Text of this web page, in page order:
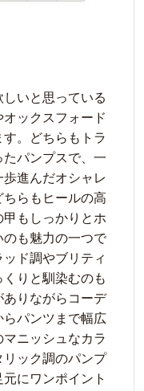
いと思っている
ックスフォード
。どちらもトラ
パンプスで、一
進んだオシャレ
らもヒールの高
もしっかりとホ
も魅力の一つで
ド調やブリティ
りと馴染むのも
ありながらコーデ
らパンツまで幅広
ニッシュなカラ
ック調のパンプ
にワンポイント